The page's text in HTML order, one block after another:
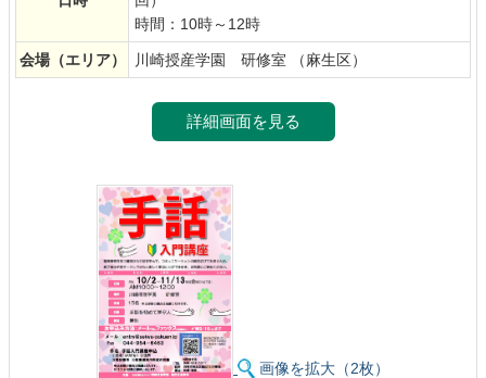
時間：10時～12時
会場（エリア） 川崎授産学園 研修室 （麻生区）
詳細画面を見る
画像を拡大（2枚）